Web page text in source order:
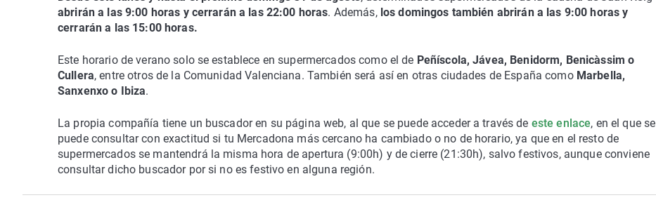
abrirán a las 9:00 horas y cerrarán a las 22:00 horas. Además, los domingos también abrirán a las 9:00 horas y
cerrarán a las 15:00 horas.
Este horario de verano solo se establece en supermercados como el de Peñíscola, Jávea, Benidorm, Benicàssim o
Cullera, entre otros de la Comunidad Valenciana. También será así en otras ciudades de España como Marbella,
Sanxenxo o Ibiza.
La propia compañía tiene un buscador en su página web, al que se puede acceder a través de este enlace, en el que se
puede consultar con exactitud si tu Mercadona más cercano ha cambiado o no de horario, ya que en el resto de
supermercados se mantendrá la misma hora de apertura (9:00h) y de cierre (21:30h), salvo festivos, aunque conviene
consultar dicho buscador por si no es festivo en alguna región.